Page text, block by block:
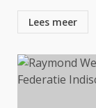
Lees meer